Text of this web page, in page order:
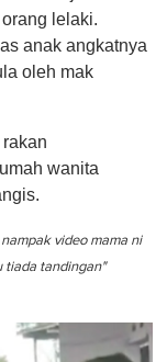
lelaki.
anak angkatnya
oleh mak
wanita
video mama ni
tiada tandingan"